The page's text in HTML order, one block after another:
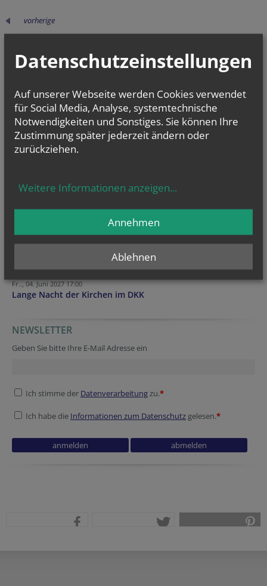
vorherige
Psalmen: Noten+MP3-Audio im frei verfügbaren Online-Kantorale zum neuen
Gotteslob
Fr.., 04. Juni 2027 17:00
Lange Nacht der Kirchen im DKK
Verification code
Verification code
Homepage
Website
Tracking ID
Session ID
Session ID
NEWSLETTER
Geben Sie bitte Ihre E-Mail Adresse ein
Ich stimme der Datenverarbeitungzu.*
Ich habe die Informationen zum Datenschutz gelesen.*
Datenschutzeinstellungen
Auf unserer Webseite werden Cookies verwendet
für Social Media, Analyse, systemtechnische
Notwendigkeiten und Sonstiges. Sie können Ihre
Zustimmung später jederzeit ändern oder
zurückziehen.
Weitere Informationen anzeigen...
Ablehnen
Annehmen